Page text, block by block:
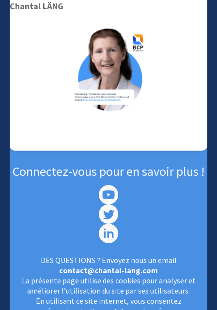
Chantal LÄNG
Connectez-vous pour en savoir plus !
DES QUESTIONS ? Envoyez nous un email
contact@chantal-lang.com
La présente page utilise des cookies pour analyser et
améliorer l’utilisation du site par ses utilisateurs.
En utilisant ce site internet, vous consentez